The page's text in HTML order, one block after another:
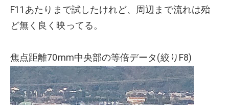
F11あたりまで試したけれど、周辺まで流れは殆
ど無く良く映ってる。
焦点距離70mm中央部の等倍データ(絞りF8)